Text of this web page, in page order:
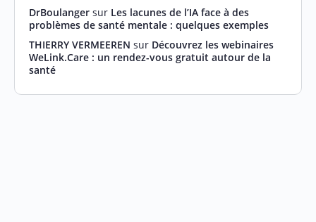
DrBoulanger sur Les lacunes de l’IA face à des
problèmes de santé mentale : quelques exemples
THIERRY VERMEEREN sur Découvrez les webinaires
WeLink.Care : un rendez-vous gratuit autour de la
santé